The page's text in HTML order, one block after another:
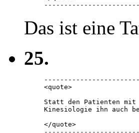
Das ist eine
25.
<quote>
Statt den Patienten mit
Kinesiologie ihn auch
</quote>